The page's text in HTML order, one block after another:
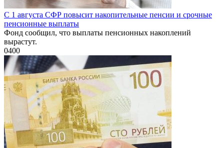
С 1 августа СФР повысит накопительные пенсии и срочные
пенсионные выплаты
Фонд сообщил, что выплаты пенсионных накоплений
вырастут.
0400